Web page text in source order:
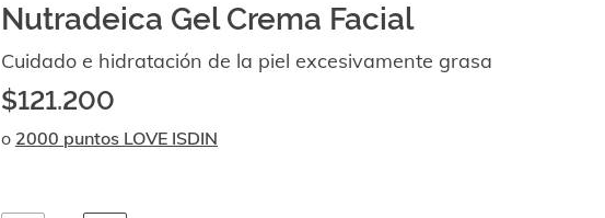
Nutradeica Gel Crema Facial
Cuidado e hidratación de la piel excesivamente grasa
$121.200
o 2000 puntos LOVE ISDIN